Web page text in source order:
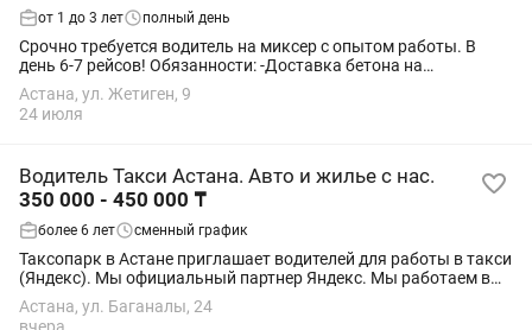
от 1 до 3 лет полный день
Срочно требуется водитель на миксер с опытом работы. В
день 6-7 рейсов! Обязанности: -Доставка бетона на
строительные объекты. -Поддержание чистоты и рабочего
состояния миксера. -Следить за...
Астана, ул. Жетиген, 9
24 июля
Водитель Такси Астана. Авто и жилье с нас.
350 000 - 450 000 ₸
более 6 лет сменный график
Таксопарк в Астане приглашает водителей для работы в такси
(Яндекс). Мы официальный партнер Яндекс. Мы работаем в
тарифе Яндекс Комфорт+. Это максимальный тариф из тех где
водителю НЕ нужно:...
Астана, ул. Баганалы, 24